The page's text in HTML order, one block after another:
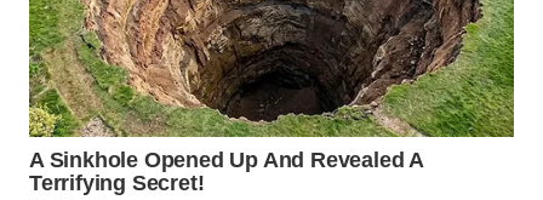
WN
LABUANBAJO
WN
BORNEO